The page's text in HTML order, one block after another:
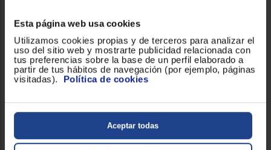
Esta página web usa cookies
Utilizamos cookies propias y de terceros para analizar el
uso del sitio web y mostrarte publicidad relacionada con
tus preferencias sobre la base de un perfil elaborado a
partir de tus hábitos de navegación (por ejemplo, páginas
visitadas). Política de cookies
Aceptar todas
Comparar
Olla de presión Orbegozo
HP4200
4lt, Acero inoxidable 18/10